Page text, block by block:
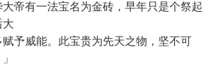
帝有一法宝名为金砖，早年只是个祭起
大
予威能。此宝贵为先天之物，坚不可